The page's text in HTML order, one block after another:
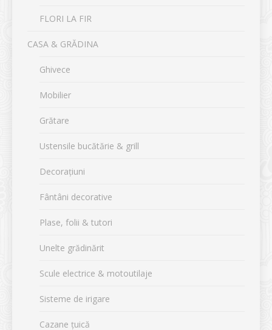
FLORI LA FIR
CASA & GRĂDINA
Ghivece
Mobilier
Grătare
Ustensile bucătărie & grill
Decorațiuni
Fântâni decorative
Plase, folii & tutori
Unelte grădinărit
Scule electrice & motoutilaje
Sisteme de irigare
Cazane țuică